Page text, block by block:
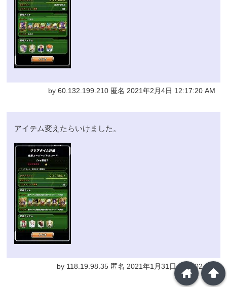
by 60.132.199.210 匿名 2021年2月4日 12:17:20 AM
アイテム変えたらいけました。
by 118.19.98.35 匿名 2021年1月31日 9:53:02 PMarrowup
home